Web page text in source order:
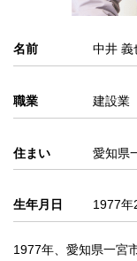
名前 中井 義
職業 建設業
住まい 愛知県
生年月日 1977年
1977年、愛知県一宮